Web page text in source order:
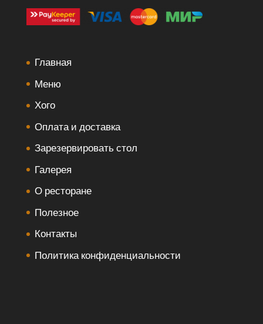
Главная
Меню
Хого
Оплата и доставка
Зарезервировать стол
Галерея
О ресторане
Полезное
Контакты
Политика конфиденциальности